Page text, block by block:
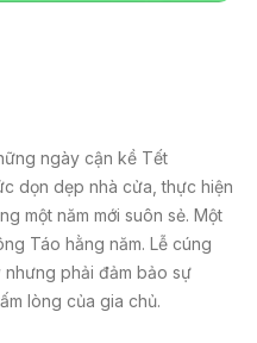
ngày cận kề Tết
dọn dẹp nhà cửa, thực hiện
một năm mới suôn sẻ. Một
Táo hằng năm. Lễ cúng
phải đảm bảo sự
lòng của gia chủ.